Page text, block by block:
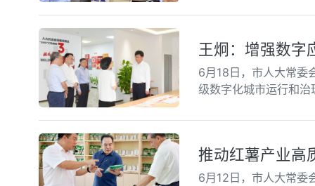
王炯：增强数字
6月18日，市人大常委
级数字化城市运行和
推动红薯产业
6月12日，市人大常委